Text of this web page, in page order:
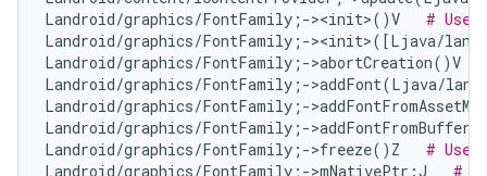
Landroid/graphics/FontFamily;-><init>()V # Use
Landroid/graphics/FontFamily;-><init>([Ljava/
Landroid/graphics/FontFamily;->abortCreation()V
Landroid/graphics/FontFamily;->addFont(Ljava/
Landroid/graphics/FontFamily;-
Landroid/graphics/FontFamily;-
Landroid/graphics/FontFamily;->freeze()Z # Use
Landroid/graphics/FontFamily;->mNativePtr:J #